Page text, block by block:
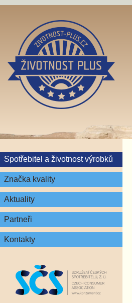
Spotřebitel a životnost výrobků
Značka kvality
Aktuality
Partneři
Kontakty